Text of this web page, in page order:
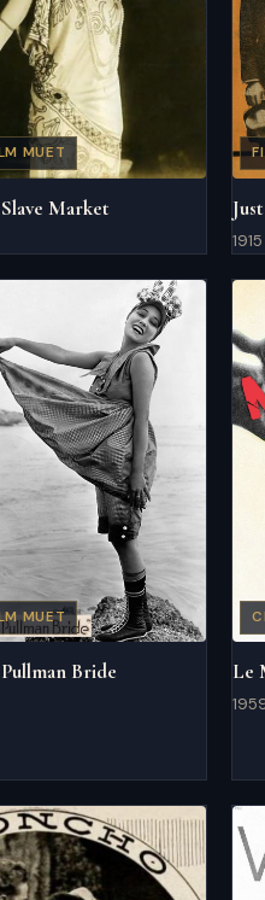
MUET
Market
1915
MUET
Bride Le